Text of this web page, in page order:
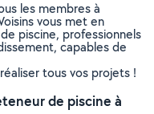
les membres à
vous met en
piscine, professionnels
capables de
tous vos projets !
de piscine à